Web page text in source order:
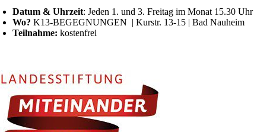
Datum & Uhrzeit: Jeden 1. und 3. Freitag im Monat 15.30 Uhr
Wo? K13-BEGEGNUNGEN | Kurstr. 13-15 | Bad Nauheim
Teilnahme:kostenfrei